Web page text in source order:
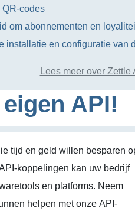
QR-codes
om abonnementen en
installatie en configuratie van
Lees meer over Zettle
API!
tijd en geld willen besparen
koppelingen kan uw bedrijf
en platforms. Neem
helpen met onze API-